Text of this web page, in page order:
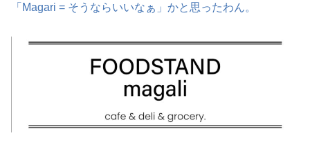
「Magari = そうならいいなぁ」かと思ったわん。